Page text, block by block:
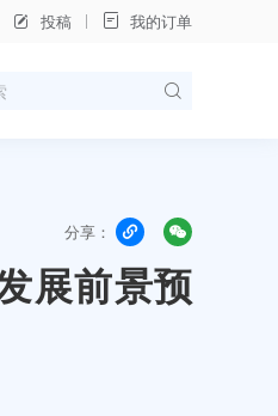
投稿 我的订单
分享：
展前景预